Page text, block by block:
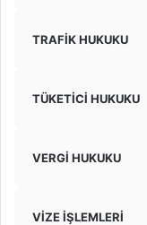
TRAFİK HUKUKU
TÜKETİCİ HUKUKU
VERGİ HUKUKU
VİZE İŞLEMLERİ